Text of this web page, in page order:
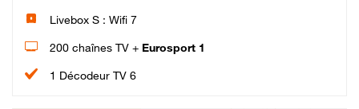
Livebox S : Wifi 7
200 chaînes TV + Eurosport 1
1 Décodeur TV 6